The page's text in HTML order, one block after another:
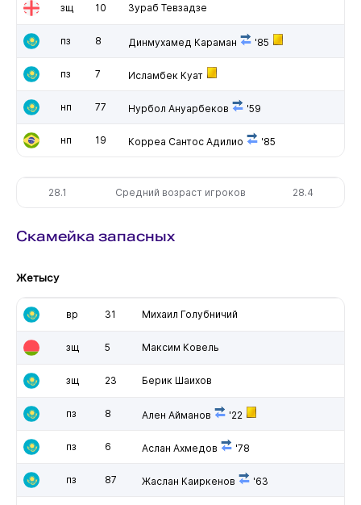
зщ 10 Зураб Тевзадзе
пз 8 Динмухамед Караман '85
пз 7 Исламбек Куат
нп 77 Нурбол Ануарбеков '59
нп 19 Корреа Сантос Адилио '85
28.1 Средний возраст игроков 28.4
Скамейка запасных
Жетысу
вр 31 Михаил Голубничий
зщ 5 Максим Ковель
зщ 23 Берик Шаихов
пз 8 Ален Айманов '22
пз 6 Аслан Ахмедов '78
пз 87 Жаслан Каиркенов '63